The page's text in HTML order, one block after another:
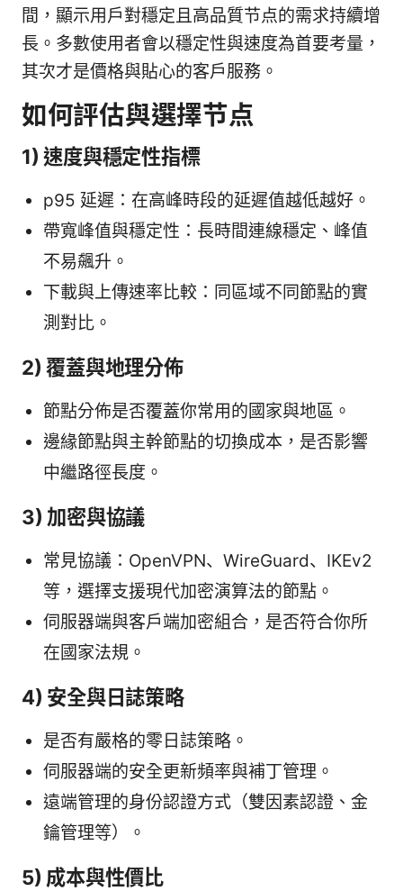
間，顯示用戶對穩定且高品質节点的需求持續增
長。多數使用者會以穩定性與速度為首要考量，
其次才是價格與貼心的客戶服務。
如何評估與選擇节点
1) 速度與穩定性指標
p95 延遲：在高峰時段的延遲值越低越好。
帶寬峰值與穩定性：長時間連線穩定、峰值
不易飆升。
下載與上傳速率比較：同區域不同節點的實
測對比。
2) 覆蓋與地理分佈
節點分佈是否覆蓋你常用的國家與地區。
邊緣節點與主幹節點的切換成本，是否影響
中繼路徑長度。
3) 加密與協議
常見協議：OpenVPN、WireGuard、IKEv2
等，選擇支援現代加密演算法的節點。
伺服器端與客戶端加密組合，是否符合你所
在國家法規。
4) 安全與日誌策略
是否有嚴格的零日誌策略。
伺服器端的安全更新頻率與補丁管理。
遠端管理的身份認證方式（雙因素認證、金
鑰管理等）。
5) 成本與性價比